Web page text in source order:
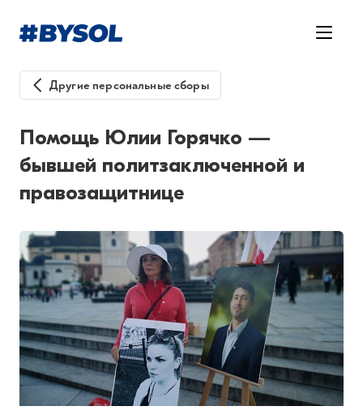
Другие персональные сборы
Помощь Юлии Горячко —
бывшей политзаключенной и
правозащитнице